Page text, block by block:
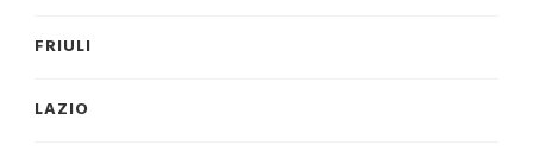
FRIULI
LAZIO